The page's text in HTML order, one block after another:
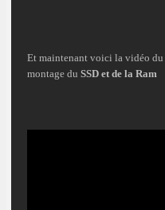
Et maintenant voici la vidéo du
montage du SSD et de la Ram